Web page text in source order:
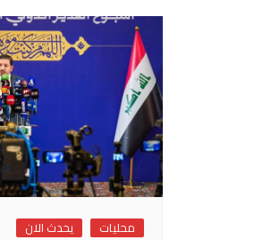
محليات يحدث الان